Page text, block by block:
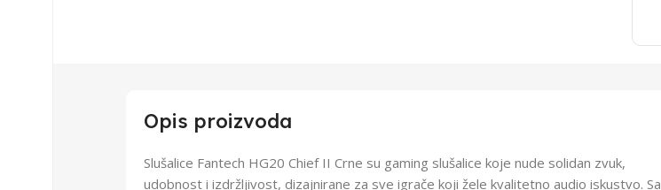
Opis proizvoda
Slušalice Fantech HG20 Chief II Crne su gaming slušalice koje nude solidan zvuk,
udobnost i izdržljivost, dizajnirane za sve igrače koji žele kvalitetno audio iskustvo. Sa